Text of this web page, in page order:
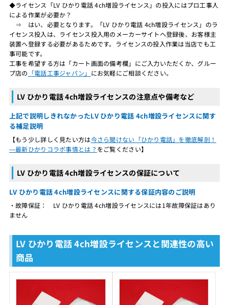
◆ライセンス「LV ひかり電話 4ch増設ライセンス」の投入にはプロ工事人
による作業が必要か？
⇒ はい、必要となります。「LV ひかり電話 4ch増設ライセンス」のラ
イセンス投入は、ライセンス投入用のメーカーサイトへ登録後、お客様主
装置へ登録する必要があるためです。ライセンスの投入作業は当店でも工
事可能です。
工事を希望する方は「カート画面の備考欄」にご入力いただくか、グルー
プ店の 「電話工事ジャパン」 にお気軽にご相談ください。
LV ひかり電話 4ch増設ライセンスの注意点や備考など
上記で説明しきれなかったLV ひかり電話 4ch増設ライセンスに関す
る補足説明
【もう少し詳しく見たい方は今さら聞けない「ひかり電話」を徹底解剖！
―最新ひかりコラボ事情とは？ をご覧ください】
LV ひかり電話 4ch増設ライセンスの保証について
LV ひかり電話 4ch増設ライセンスに関する保証内容のご説明
・故障保証： LV ひかり電話 4ch増設ライセンスには1年故障保証はあり
ません
LV ひかり電話 4ch増設ライセンスと関連性の高い
商品